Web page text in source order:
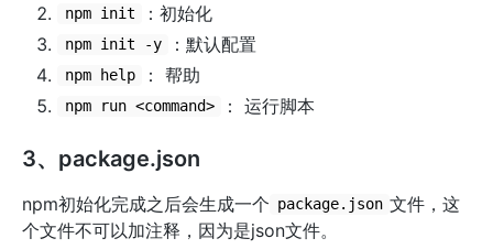
npm init ：初始化
npm init -y ：默认配置
npm help ： 帮助
npm run <command> ： 运行脚本
3、package.json
npm初始化完成之后会生成一个 package.json 文件，这
个文件不可以加注释，因为是json文件。